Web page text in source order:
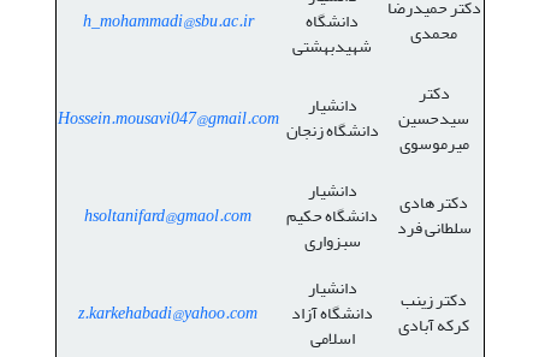
دکتر حمیدرضا
محمدی دانشگاه
شهیدبهشتی
h_mohammadi@sbu.ac.ir
دکتر
سیدحسین
میرموسوی
دانشیار
دانشگاه زنجان Hossein.mousavi047@gmail.com
دکتر هادی
سلطانی فرد
دانشیار
دانشگاه حکیم
سبزواری
hsoltanifard@gmaol.com
دکتر زینب
کرکه آبادی
دانشیار
دانشگاه آزاد
اسلامی
z.karkehabadi@yahoo.com